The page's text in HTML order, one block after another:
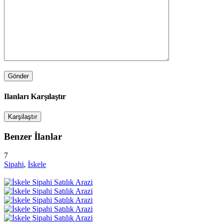
Ilanları Karşılaştır
Karşilaştır
Benzer İlanlar
7
Sipahi, İskele